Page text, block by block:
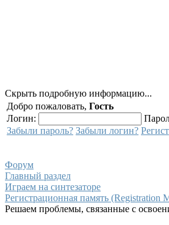
Скрыть подробную информацию...
Добро пожаловать, Гость
Логин:
Забыли пароль? Забыли логин?
Форум
Главный раздел
Играем на синтезаторе
Регистрационная память (Registration
Решаем проблемы, связанные с